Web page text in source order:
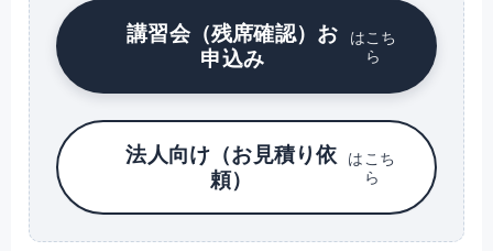
講習会（残席確認）お
申込み
はこち
ら
法人向け（お見積り依
頼）
はこち
ら